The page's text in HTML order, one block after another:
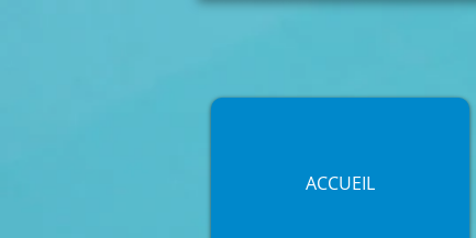
ACCUEIL